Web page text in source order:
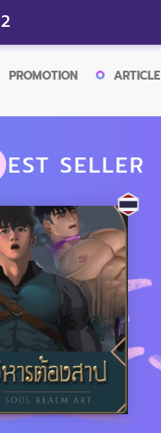
PROMOTION ARTICLE
EST SELLER